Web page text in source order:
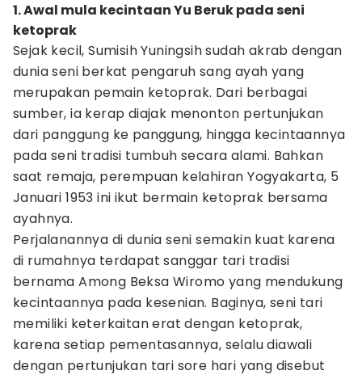
1. Awal mula kecintaan Yu Beruk pada seni
ketoprak
Sejak kecil, Sumisih Yuningsih sudah akrab dengan
dunia seni berkat pengaruh sang ayah yang
merupakan pemain ketoprak. Dari berbagai
sumber, ia kerap diajak menonton pertunjukan
dari panggung ke panggung, hingga kecintaannya
pada seni tradisi tumbuh secara alami. Bahkan
saat remaja, perempuan kelahiran Yogyakarta, 5
Januari 1953 ini ikut bermain ketoprak bersama
ayahnya.
Perjalanannya di dunia seni semakin kuat karena
di rumahnya terdapat sanggar tari tradisi
bernama Among Beksa Wiromo yang mendukung
kecintaannya pada kesenian. Baginya, seni tari
memiliki keterkaitan erat dengan ketoprak,
karena setiap pementasannya, selalu diawali
dengan pertunjukan tari sore hari yang disebut